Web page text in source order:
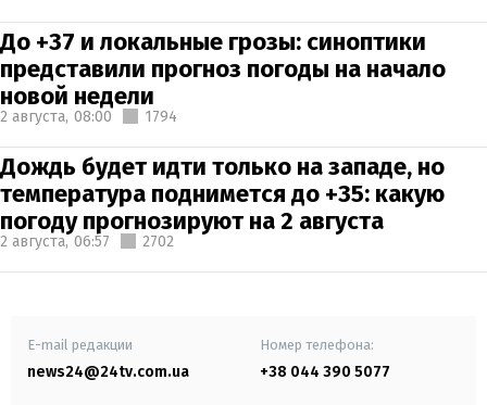
До +37 и локальные грозы: синоптики
представили прогноз погоды на начало
новой недели
2 августа, 08:00 1794
Дождь будет идти только на западе, но
температура поднимется до +35: какую
погоду прогнозируют на 2 августа
2 августа, 06:57 2702
E-mail редакции
news24@24tv.com.ua
Номер телефона:
+38 044 390 5077